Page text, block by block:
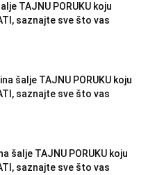
TAJNU PORUKU koju
saznajte sve što vas
šalje TAJNU PORUKU koju
saznajte sve što vas
šalje TAJNU PORUKU koju
saznajte sve što vas